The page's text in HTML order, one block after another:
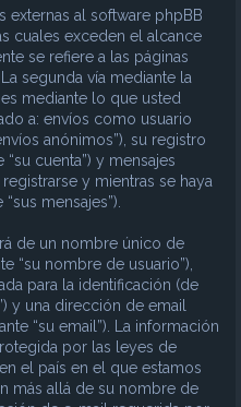
al software phpBB
cuales exceden el alcance
se refiere a las páginas
segunda vía mediante la
mediante lo que usted
a: envíos como usuario
anónimos”), su registro
“su cuenta”) y mensajes
y mientras se haya
mensajes”).
de un nombre único de
“su nombre de usuario”),
para la identificación (de
y una dirección de email
“su email”). La información
por las leyes de
el país en el que estamos
más allá de su nombre de